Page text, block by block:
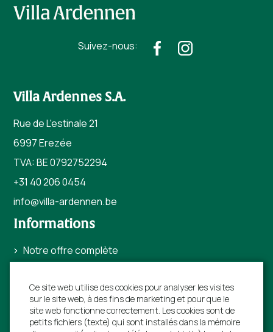
Suivez-nous:
Villa Ardennes S.A.
Rue de L'estinale 21
6997 Erezée
TVA: BE 0792752294
+31 40 206 0454
info@villa-ardennen.be
Informations
Notre offre complète
Réservations anticipées
Sites touristiques
Pour les propriétaires
Ce site web utilise des cookies pour analyser les visites
sur le site web, à des fins de marketing et pour que le
site web fonctionne correctement. Les cookies sont de
petits fichiers (texte) qui sont installés dans la mémoire